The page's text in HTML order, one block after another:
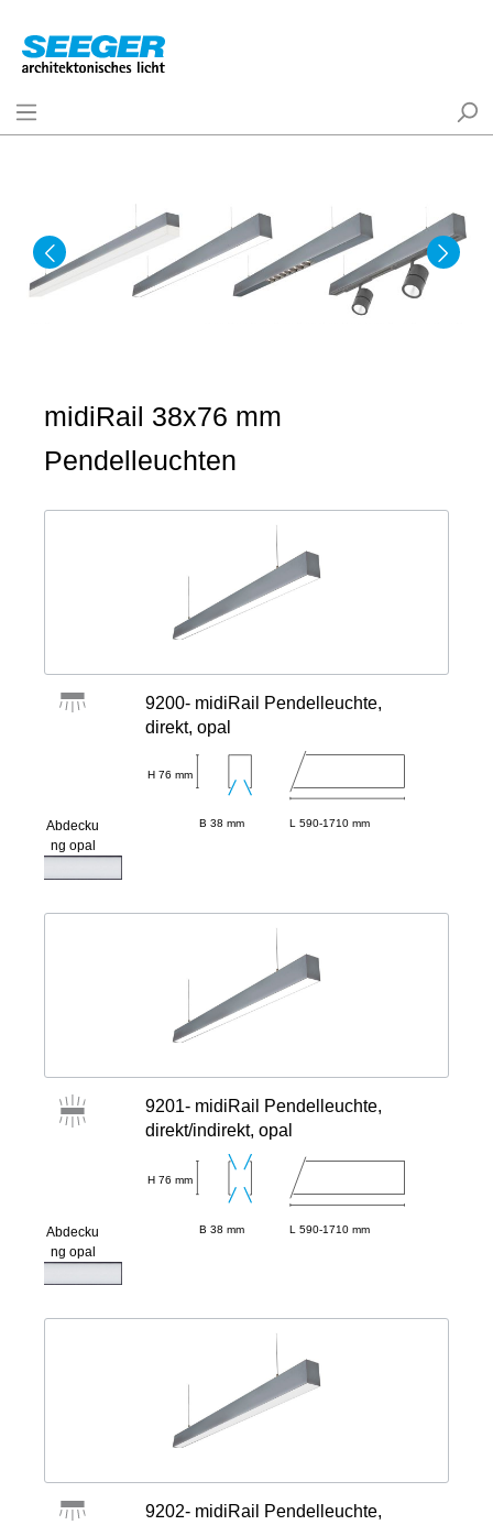
midiRail 38x76 mm
Pendelleuchten
9200- midiRail Pendelleuchte,
direkt, opal
H 76 mm
B 38 mm L 590-1710 mm
Abdecku
ng opal
9201- midiRail Pendelleuchte,
direkt/indirekt, opal
H 76 mm
B 38 mm L 590-1710 mm
Abdecku
ng opal
9202- midiRail Pendelleuchte,